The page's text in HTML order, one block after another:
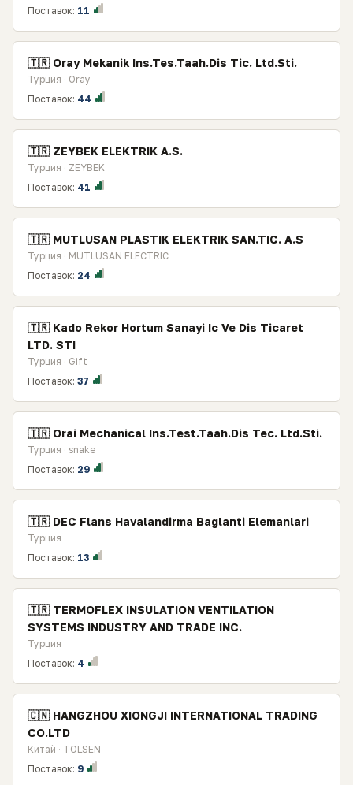
Поставок: 11
🇹🇷 Oray Mekanik Ins.Tes.Taah.Dis Tic. Ltd.Sti.
Турция · Oray
Поставок: 44
🇹🇷 ZEYBEK ELEKTRIK A.S.
Турция · ZEYBEK
Поставок: 41
🇹🇷 MUTLUSAN PLASTIK ELEKTRIK SAN.TIC. A.S
Турция · MUTLUSAN ELECTRIC
Поставок: 24
🇹🇷 Kado Rekor Hortum Sanayi Ic Ve Dis Ticaret
LTD. STI
Турция · Gift
Поставок: 37
🇹🇷 Orai Mechanical Ins.Test.Taah.Dis Tec. Ltd.Sti.
Турция · snake
Поставок: 29
🇹🇷 DEC Flans Havalandirma Baglanti Elemanlari
Турция
Поставок: 13
🇹🇷 TERMOFLEX INSULATION VENTILATION
SYSTEMS INDUSTRY AND TRADE INC.
Турция
Поставок: 4
🇨🇳 HANGZHOU XIONGJI INTERNATIONAL TRADING
CO.LTD
Китай · TOLSEN
Поставок: 9